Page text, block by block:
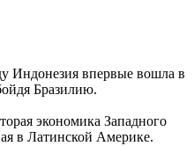
Индонезия впервые вошла в
Бразилию.
экономика Западного
в Латинской Америке.